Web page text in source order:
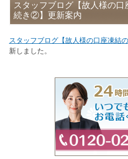
スタッフブログ【故人様の
続き②】更新案内
スタッフブログ【故人様の口座凍結
新しました。